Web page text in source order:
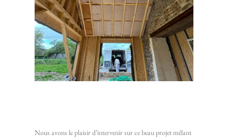
Nous avons le plaisir d’intervenir sur ce beau projet mêlant